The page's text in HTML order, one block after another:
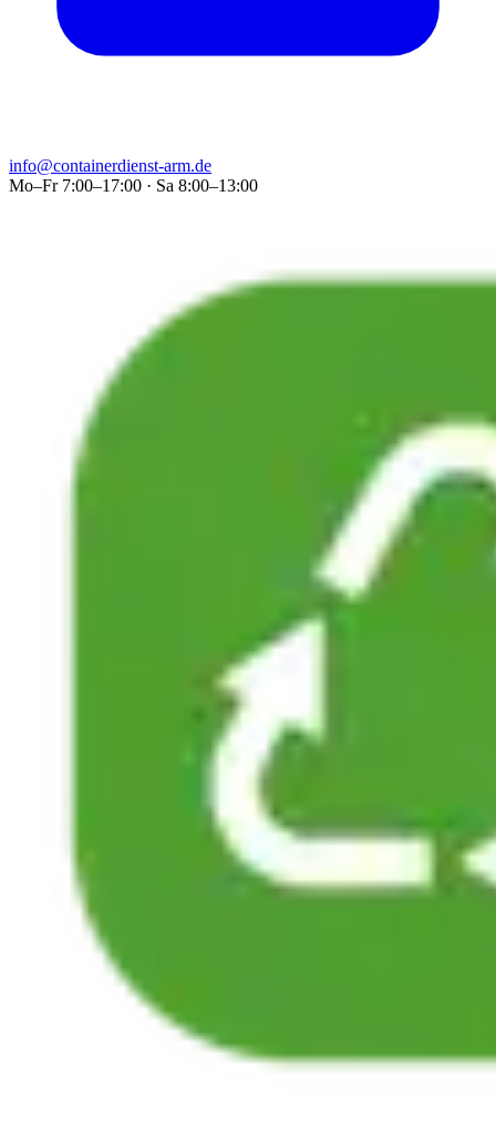
info@containerdienst-arm.de
Mo–Fr 7:00–17:00 · Sa 8:00–13:00